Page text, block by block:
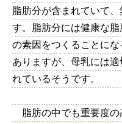
脂肪分が含まれていて
す。脂肪分には健康な
の素因をつくることに
ありますが、母乳には
れているそうです。
脂肪の中でも重要度の